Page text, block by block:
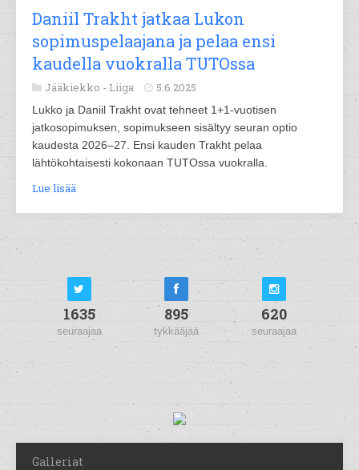
Daniil Trakht jatkaa Lukon
sopimuspelaajana ja pelaa ensi
kaudella vuokralla TUTOssa
Jääkiekko - Liiga 5.6.2025
Lukko ja Daniil Trakht ovat tehneet 1+1-vuotisen
jatkosopimuksen, sopimukseen sisältyy seuran optio
kaudesta 2026–27. Ensi kauden Trakht pelaa
lähtökohtaisesti kokonaan TUTOssa vuokralla.
Lue lisää
1635
seuraajaa
895
tykkääjää
620
seuraajaa
Galleriat